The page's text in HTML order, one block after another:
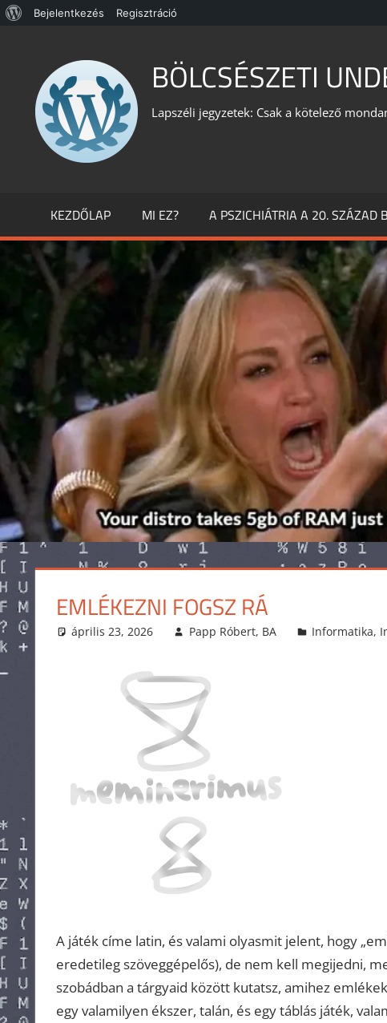
WordPress,
Bejelentkezés Regisztráció
content
BÖLCSÉSZETI
Lapszéli jegyzetek: Csak a kötelező
KEZDŐLAP MI EZ? A PSZICHIÁTRIA A 20. SZÁZAD
EMLÉKEZNI FOGSZ RÁ
április 23, 2026 Papp Róbert, BA Informatika,
A játék címe latin, és valami olyasmit jelent, hogy
eredetileg szöveggépelős), de nem kell megijedni,
szobádban a tárgyaid között kutatsz, amihez
egy valamilyen ékszer, talán, és egy táblás játék,